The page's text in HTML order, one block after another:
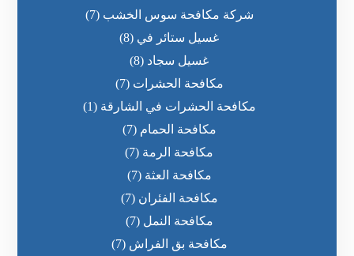
شركة مكافحة سوس الخشب (7)
غسيل ستائر في (8)
غسيل سجاد (8)
مكافحة الحشرات (7)
مكافحة الحشرات في الشارقة (1)
مكافحة الحمام (7)
مكافحة الرمة (7)
مكافحة العثة (7)
مكافحة الفئران (7)
مكافحة النمل (7)
مكافحة بق الفراش (7)